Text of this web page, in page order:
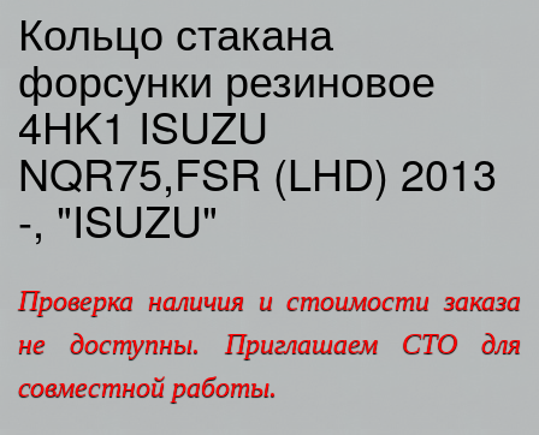
Кольцо стакана
форсунки резиновое
4HK1 ISUZU
NQR75,FSR (LHD) 2013
-, "ISUZU"
Проверка наличия и стоимости заказа
не доступны. Приглашаем СТО для
совместной работы.